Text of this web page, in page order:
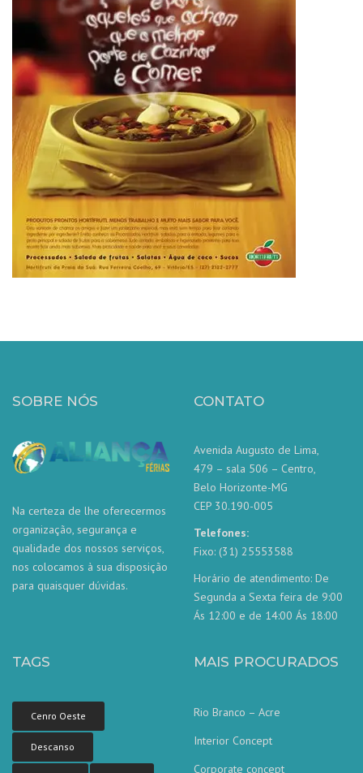
SOBRE NÓS
Na certeza de lhe oferecermos
organização, segurança e
qualidade dos nossos serviços,
nos colocamos à sua disposição
para quaisquer dúvidas.
CONTATO
Avenida Augusto de Lima,
479 – sala 506 – Centro,
Belo Horizonte-MG
CEP 30.190-005
Telefones:
Fixo: (31) 25553588
Horário de atendimento: De
Segunda a Sexta feira de 9:00
Ás 12:00 e de 14:00 Ás 18:00
TAGS
Cenro Oeste
Descanso
MAIS PROCURADOS
Rio Branco – Acre
Interior Concept
Corporate concept